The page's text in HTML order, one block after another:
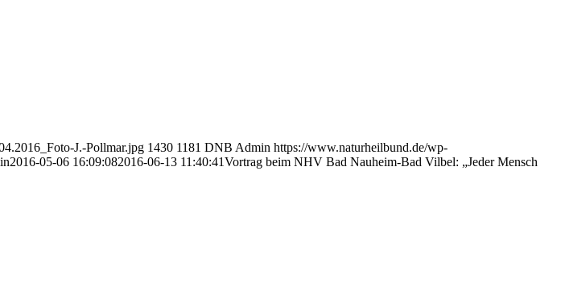
J.-Pollmar.jpg 1430 1181 DNB Admin https://www.naturheilbund.de/wp-
2016-05-06 16:09:082016-06-13 11:40:41Vortrag beim NHV Bad Nauheim-Bad Vilbel: „Jeder Mensch